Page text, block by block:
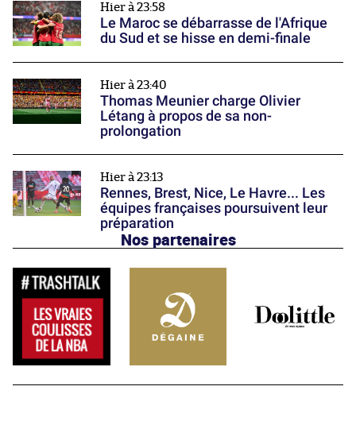
Hier à 23:58
Le Maroc se débarrasse de l'Afrique
du Sud et se hisse en demi-finale
Hier à 23:40
Thomas Meunier charge Olivier
Létang à propos de sa non-
prolongation
Hier à 23:13
Rennes, Brest, Nice, Le Havre... Les
équipes françaises poursuivent leur
préparation
Nos partenaires